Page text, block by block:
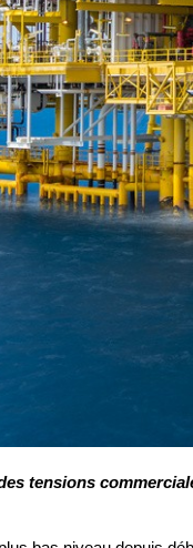
tensions